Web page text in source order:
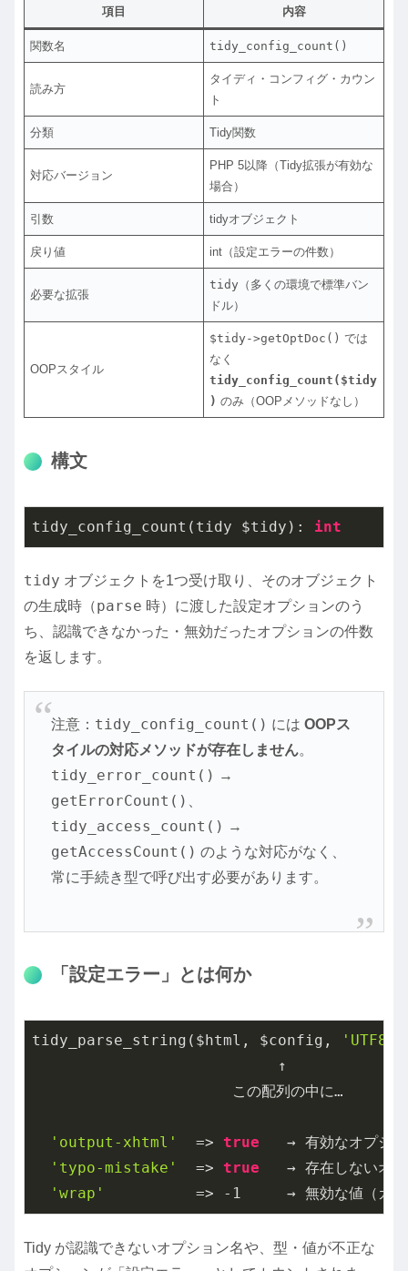
項目 内容
関数名 tidy_config_count()
読み方
タイディ・コンフィグ・カウン
ト
分類 Tidy関数
対応バージョン
PHP 5以降（Tidy拡張が有効な
場合）
引数 tidyオブジェクト
戻り値 int（設定エラーの件数）
必要な拡張
tidy （多くの環境で標準バン
ドル）
OOPスタイル
$tidy->getOptDoc() では
なく
tidy_config_count($tidy
) のみ（OOPメソッドなし）
構文
tidy_config_count(tidy $tidy): int
tidy オブジェクトを1つ受け取り、そのオブジェクト
の生成時（parse 時）に渡した設定オプションのう
ち、認識できなかった・無効だったオプションの件数
を返します。
注意： tidy_config_count() には OOPス
タイルの対応メソッドが存在しません。
tidy_error_count() →
getErrorCount()
tidy_access_count() →
getAccessCount() のような対応がなく、
常に手続き型で呼び出す必要があります。
「設定エラー」とは何か
tidy_parse_string($html, $config, 'UTF8'
                           ↑
                      この配列の中に…
'output-xhtml'
  =>
true
→ 有効なオプシ
'typo-mistake'
  =>
true
→ 存在しないオプ
'wrap'
          =>
-1
Tidy が認識できないオプション名や、型・値が不正な